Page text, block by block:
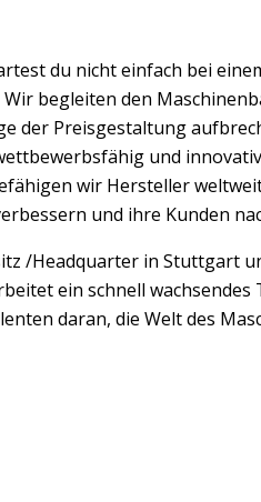
du nicht einfach bei
begleiten den
der Preisgestaltung
und
wir Hersteller
und ihre Kunden
/Headquarter in Stuttgart
ein schnell wachsendes
daran, die Welt des